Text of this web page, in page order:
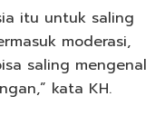
itu untuk saling
moderasi,
saling mengenal
kata KH.